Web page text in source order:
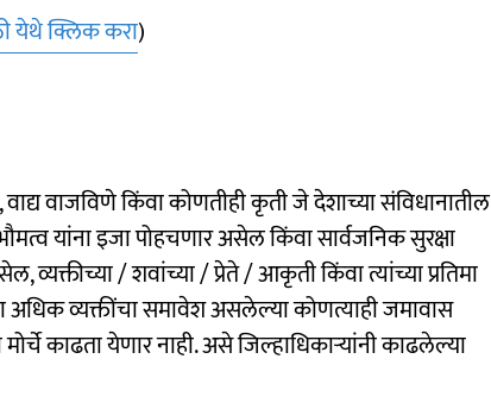
येथे क्लिक करा)
वाजविणे किंवा कोणतीही कृती जे देशाच्या संविधानातील
यांना इजा पोहचणार असेल किंवा सार्वजनिक सुरक्षा
/ शवांच्या / प्रेते / आकृती किंवा त्यांच्या प्रतिमा
अधिक व्यक्तींचा समावेश असलेल्या कोणत्याही जमावास
काढता येणार नाही. असे जिल्हाधिकाऱ्यांनी काढलेल्या